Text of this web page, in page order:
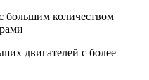
большим количеством
двигателей с более